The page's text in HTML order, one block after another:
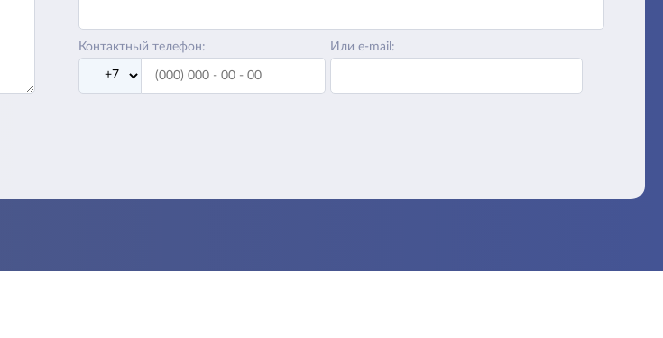
Контактный телефон: Или e-mail: